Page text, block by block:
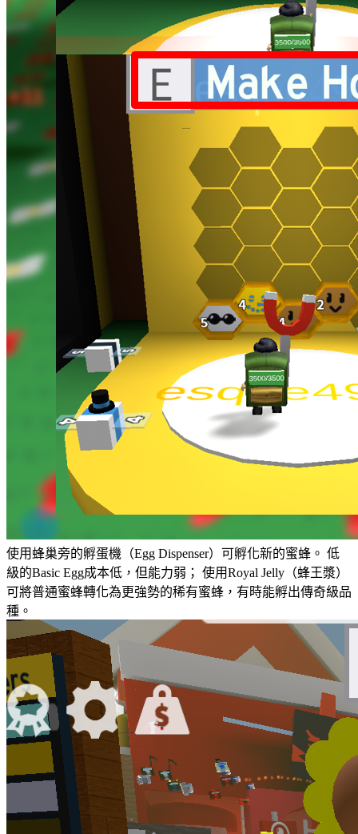
使用蜂巢旁的孵蛋機（Egg Dispenser）可孵化新的蜜蜂。 低
級的Basic Egg成本低，但能力弱； 使用Royal Jelly（蜂王漿）
可將普通蜜蜂轉化為更強勢的稀有蜜蜂，有時能孵出傳奇級品
種。